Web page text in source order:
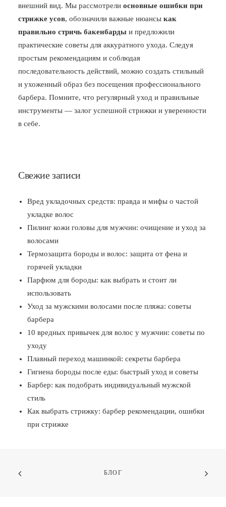
внешний вид. Мы рассмотрели основные ошибки при
стрижке усов, обозначили важные нюансы как
правильно стричь бакенбарды и предложили
практические советы для аккуратного ухода. Следуя
простым рекомендациям и соблюдая
последовательность действий, можно создать стильный
и ухоженный образ без посещения профессионального
барбера. Помните, что регулярный уход и правильные
инструменты — залог успешной стрижки и уверенности
в себе.
Свежие записи
Вред укладочных средств: правда и мифы о частой
укладке волос
Пилинг кожи головы для мужчин: очищение и уход за
волосами
Термозащита бороды и волос: защита от фена и
горячей укладки
Парфюм для бороды: как выбрать и стоит ли
использовать
Уход за мужскими волосами после пляжа: советы
барбера
10 вредных привычек для волос у мужчин: советы по
уходу
Плавный переход машинкой: секреты барбера
Гигиена бороды после еды: быстрый уход и советы
Барбер: как подобрать индивидуальный мужской
стиль
Как выбрать стрижку: барбер рекомендации, ошибки
при стрижке
БЛОГ